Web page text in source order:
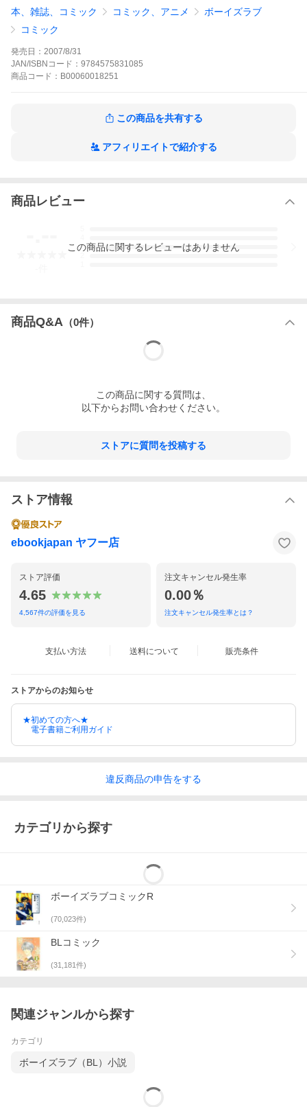
ミックスBLシリーズ
R.
王子誠は灰色受験地獄まっただ中の18歳・高校生。青春のトキメ
キとは無縁に過ごしていた…ハズだったけど、偶然出会った白衣
の天使・白川雪菜にヒトメボレ!だけど“雪ちゃん”は“7人の少年”に
ガードされていた!学ラン王子と白衣の“白雪姫”の純情初恋ロマン
スから、少年たちのじれったいピュアラブまで。まぼろしの名作
待望の単行本化!!
本、雑誌、コミック コミック、アニメ
ボーイズラブ
コミック
発売日： 2007/8/31
JAN/ISBNコード： 9784575831085
商品 コード： B00060018251
この商品を共有する
アフィリエイトで紹介する
商品レビュー
3
この商品に関するレビューはありません
商品Q&A （0件）
この商品に関する質問は、
以下からお問い合わせください。
ストアに質問を投稿する
ストア情報
ebookjapan ヤフー店
ストア評価
4.65
4,567件の評価を見る
注文キャンセル発生率
0.00％
注文キャンセル発生率とは？
支払い方法 送料について 販売条件
ストアからのお知らせ
★初めての方へ★
電子書籍ご利用ガイド
違反商品の申告をする
カテゴリから探す
ボーイズラブコミックR
(70,023件)
BLコミック
(31,181 件)
関連ジャンルから探す
カテゴリ
ボーイズラブ（BL）小説